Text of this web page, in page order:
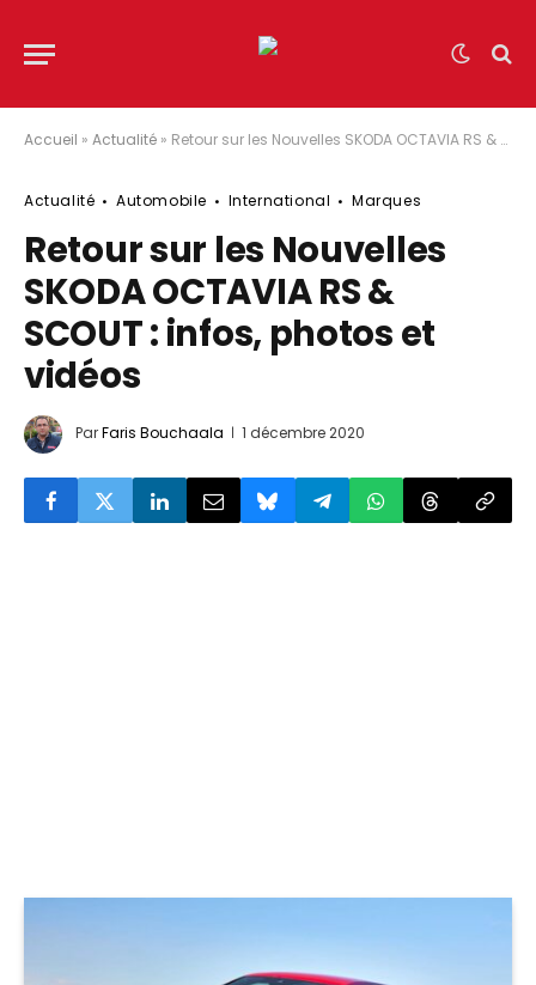
Accueil » Actualité » Retour sur les Nouvelles SKODA OCTAVIA RS & SCOUT : infos, photos et vidéos
Actualité Automobile International Marques
Retour sur les Nouvelles
SKODA OCTAVIA RS &
SCOUT : infos, photos et
vidéos
ParFaris Bouchaala 1 décembre 2020